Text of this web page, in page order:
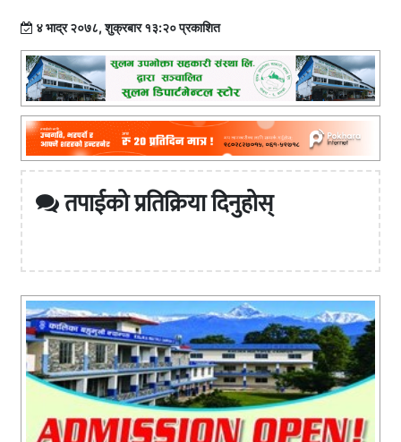
४ भाद्र २०७८, शुक्रबार १३:२० प्रकाशित
तपाईको प्रतिक्रिया दिनुहोस्